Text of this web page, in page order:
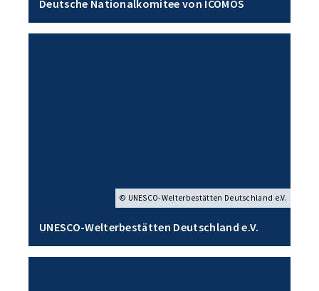
Deutsche Nationalkomitee von ICOMOS
© UNESCO-Welterbestätten Deutschland e.V.
UNESCO-Welterbestätten Deutschland e.V.